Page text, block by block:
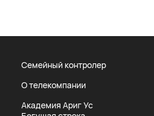
Семейный контролер
О телекомпании
Академия Ариг Ус